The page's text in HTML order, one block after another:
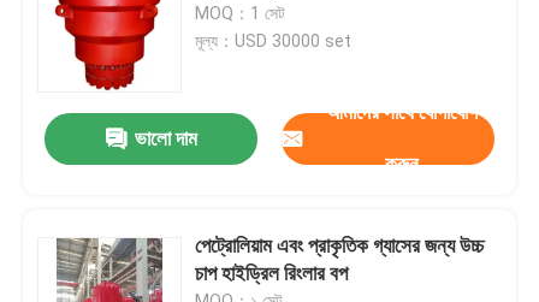
সব ক্ষেত্রেই
মাড পাম্প লাইনার
MOQ：1 সেট
মূল্য：USD 30000 set
ভালো দাম
আমাদের সাথে যোগাযোগ
করুন
পেট্রোলিয়াম এবং প্রাকৃতিক গ্যাসের জন্য উচ্চ
চাপ হাইড্রিল রিংলার বপ